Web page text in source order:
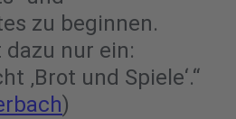
zu beginnen.
nur ein:
‚Brot und Spiele‘.“
)